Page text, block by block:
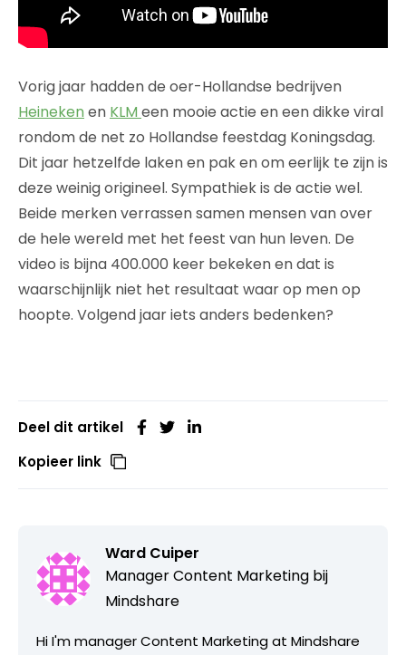
Vorig jaar hadden de oer-Hollandse bedrijven
Heineken en KLM een mooie actie en een dikke viral
rondom de net zo Hollandse feestdag Koningsdag.
Dit jaar hetzelfde laken en pak en om eerlijk te zijn is
deze weinig origineel. Sympathiek is de actie wel.
Beide merken verrassen samen mensen van over
de hele wereld met het feest van hun leven. De
video is bijna 400.000 keer bekeken en dat is
waarschijnlijk niet het resultaat waar op men op
hoopte. Volgend jaar iets anders bedenken?
Deel dit artikel
Kopieer link
Ward Cuiper
Manager Content Marketing bij
Mindshare
Hi I'm manager Content Marketing at Mindshare